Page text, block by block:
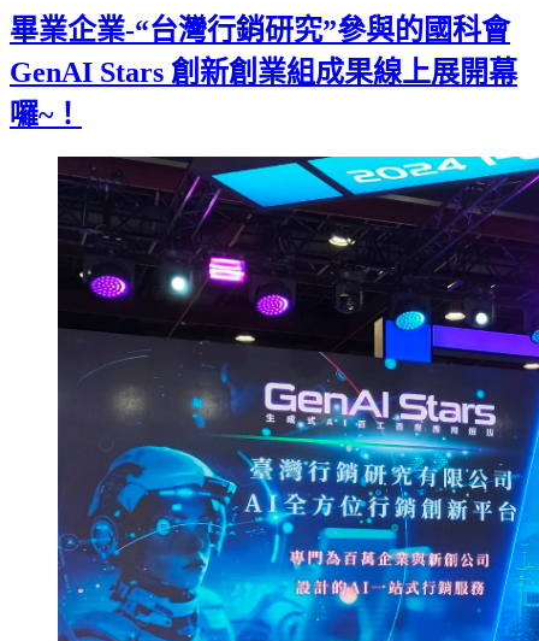
畢業企業-“台灣行銷研究”參與的國科會
GenAI Stars 創新創業組成果線上展開幕
囉~！